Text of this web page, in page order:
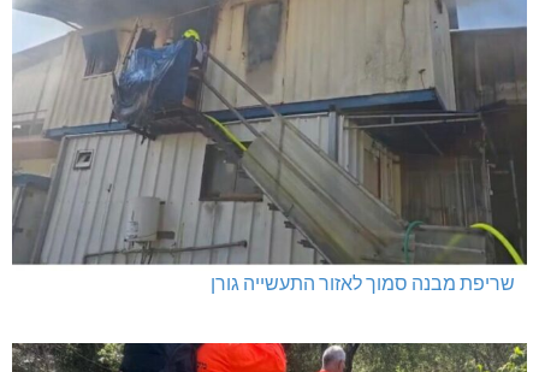
שריפת מבנה סמוך לאזור התעשייה גורן